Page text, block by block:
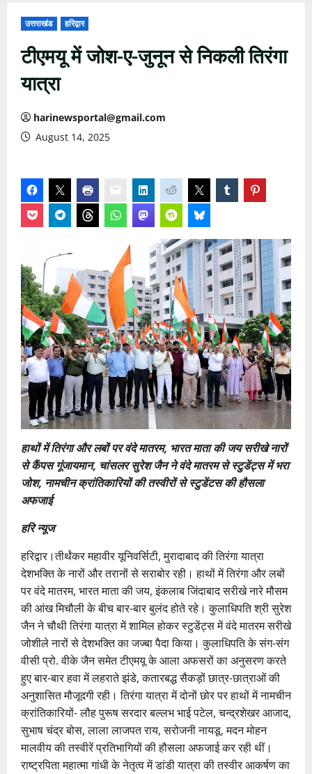
उत्तराखंड हरिद्वार
टीएमयू में जोश-ए-जुनून से निकली तिरंगा
यात्रा
harinewsportal@gmail.com
August 14, 2025
हाथों में तिरंगा और लबों पर वंदे मातरम, भारत माता की जय सरीखे नारों
से कैंपस गूंजायमान, चांसलर सुरेश जैन ने वंदे मातरम से स्टुडेंट्स में भरा
जोश, नामचीन क्रांतिकारियों की तस्वीरों से स्टुडेंटस की हौसला
अफजाई
हरि न्यूज
हरिद्वार।तीर्थंकर महावीर यूनिवर्सिटी, मुरादाबाद की तिरंगा यात्रा
देशभक्ति के नारों और तरानों से सराबोर रही। हाथों में तिरंगा और लबों
पर वंदे मातरम, भारत माता की जय, इंकलाब जिंदाबाद सरीखे नारे मौसम
की आंख मिचौली के बीच बार-बार बुलंद होते रहे। कुलाधिपति श्री सुरेश
जैन ने चौथी तिरंगा यात्रा में शामिल होकर स्टुडेंट्स में वंदे मातरम सरीखे
जोशीले नारों से देशभक्ति का जज्बा पैदा किया। कुलाधिपति के संग-संग
वीसी प्रो. वीके जैन समेत टीएमयू के आला अफसरों का अनुसरण करते
हुए बार-बार हवा में लहराते झंडे, कतारबद्ध सैकड़ों छात्र-छात्राओं की
अनुशासित मौजूदगी रही। तिरंगा यात्रा में दोनों छोर पर हाथों में नामचीन
क्रांतिकारियों- लौह पुरूष सरदार बल्लभ भाई पटेल, चन्द्रशेखर आजाद,
सुभाष चंद्र बोस, लाला लाजपत राय, सरोजनी नायडू, मदन मोहन
मालवीय की तस्वीरें प्रतिभागियों की हौसला अफजाई कर रही थीं।
राष्ट्रपिता महात्मा गांधी के नेतृत्व में डांडी यात्रा की तस्वीर आकर्षण का